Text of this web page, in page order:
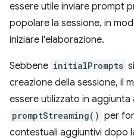
essere utile inviare prompt
popolare la sessione, in
iniziare l'elaborazione.
Sebbene initialPrompts
creazione della sessione, il
essere utilizzato in aggiunta
promptStreaming() per
contestuali aggiuntivi dopo